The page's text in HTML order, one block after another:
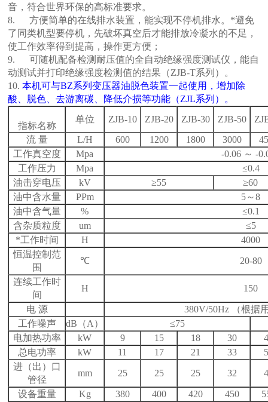
音，符合世界环保的高标准要求。
8. 方便简单的在线排水装置，能实现不停机排水。*避免
了同类机型要停机，先破坏真空后才能排放冷凝水的不足，
使工作效率得到提高，操作更方便；
9. 可随机配备检测耐压值的全自动绝缘强度测试仪，能自
动测试并打印绝缘强度检测值的结果（ZJB-T系列）。
10.本机可与BZ系列变压器油脱色装置一起使用，增加除
酸、脱色、去游离碳、降低介损等功能（ZJL系列）。
指标名称
单位 ZJB-10 ZJB-20 ZJB-30 ZJB-50
流 量
L/H 600 1200 1800 3000
工作真空度
Mpa
-0.06 ～ -
工作压力
Mpa
≤0.4
油击穿电压
kV ≥55
≥60
油中含水量
PPm
5～8
油中含气量
%
≤0.1
含杂质粒度
um
≤5
*工作时间
H
4000
恒温控制范
围
℃ 20-80
连续工作时
间
H 150
电 源
380V/50Hz （根据
工作噪声
dB（A）
≤75
电加热功率
kW 9 15 18 30
总电功率
kW 11 17 21 33
进（出）口
管径
mm 25 25 25 32
设备重量 Kg 380 400 420 450